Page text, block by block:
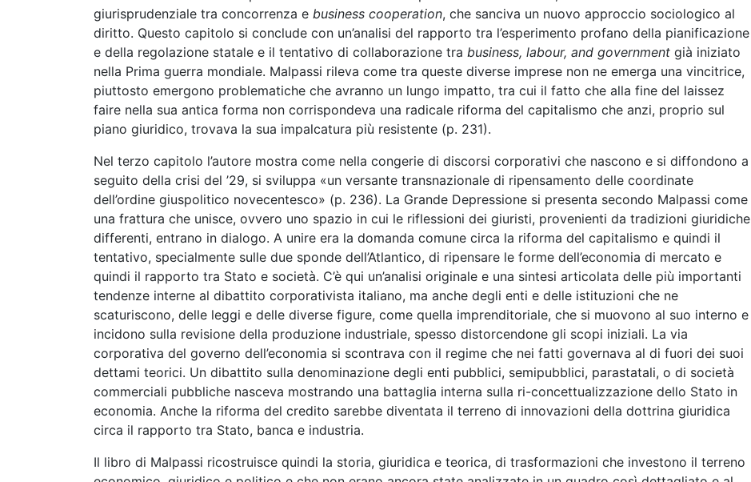
giurisprudenziale tra concorrenza e business cooperation, che sanciva un nuovo approccio sociologico al
diritto. Questo capitolo si conclude con un’analisi del rapporto tra l’esperimento profano della pianificazione
e della regolazione statale e il tentativo di collaborazione tra business, labour, and government già iniziato
nella Prima guerra mondiale. Malpassi rileva come tra queste diverse imprese non ne emerga una vincitrice,
piuttosto emergono problematiche che avranno un lungo impatto, tra cui il fatto che alla fine del laissez
faire nella sua antica forma non corrispondeva una radicale riforma del capitalismo che anzi, proprio sul
piano giuridico, trovava la sua impalcatura più resistente (p. 231).
Nel terzo capitolo l’autore mostra come nella congerie di discorsi corporativi che nascono e si diffondono a
seguito della crisi del ’29, si sviluppa «un versante transnazionale di ripensamento delle coordinate
dell’ordine giuspolitico novecentesco» (p. 236). La Grande Depressione si presenta secondo Malpassi come
una frattura che unisce, ovvero uno spazio in cui le riflessioni dei giuristi, provenienti da tradizioni giuridiche
differenti, entrano in dialogo. A unire era la domanda comune circa la riforma del capitalismo e quindi il
tentativo, specialmente sulle due sponde dell’Atlantico, di ripensare le forme dell’economia di mercato e
quindi il rapporto tra Stato e società. C’è qui un’analisi originale e una sintesi articolata delle più importanti
tendenze interne al dibattito corporativista italiano, ma anche degli enti e delle istituzioni che ne
scaturiscono, delle leggi e delle diverse figure, come quella imprenditoriale, che si muovono al suo interno e
incidono sulla revisione della produzione industriale, spesso distorcendone gli scopi iniziali. La via
corporativa del governo dell’economia si scontrava con il regime che nei fatti governava al di fuori dei suoi
dettami teorici. Un dibattito sulla denominazione degli enti pubblici, semipubblici, parastatali, o di società
commerciali pubbliche nasceva mostrando una battaglia interna sulla ri-concettualizzazione dello Stato in
economia. Anche la riforma del credito sarebbe diventata il terreno di innovazioni della dottrina giuridica
circa il rapporto tra Stato, banca e industria.
Il libro di Malpassi ricostruisce quindi la storia, giuridica e teorica, di trasformazioni che investono il terreno